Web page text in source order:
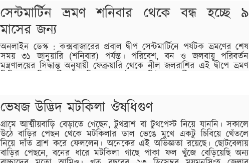
সেন্টমার্টিন ভ্রমণ শনিবার থেকে বন্ধ হচ্ছে ৯
মাসের জন্য
অনলাইন ডেস্ক : কক্সবাজারের প্রবাল দ্বীপ সেন্টমার্টিনে পর্যটক ভ্রমণের শেষ
সময় ৩১ জানুয়ারি (শনিবার) পর্যন্ত। পরিবেশ, বন ও জলবায়ু পরিবর্তন
মন্ত্রণালয়ের সিদ্ধান্ত অনুযায়ী ফেব্রুয়ারি থেকে নীল জলরাশির এই দ্বীপে ভ্রমণ
ভেষজ উদ্ভিদ মটকিলা ঔষধিগুণ
গ্রামে আত্মীয়বাড়ি বেড়াতে গেছেন, টুথব্রাশ বা টুথপেস্ট নিয়ে যাননি। সকালে
উঠে বাড়ির পেছন থেকে মটকিলার ডাল ভেঙে মুখে একটু চিবিয়ে থেঁতলে
নিয়ে দাঁত ব্রাশ করে ফেললেন। অনেকের এই অভিজ্ঞতা রয়েছে। ছোটবেলায়
বাড়ির পেছনে, বনের ধারে মটকিলা গাছে পাকা ফল খুঁজে বেড়িয়েছি অন্য